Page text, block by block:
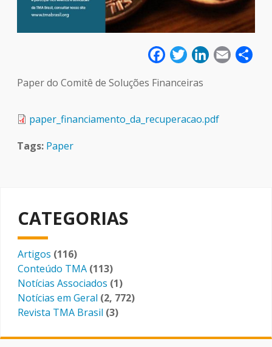
Facebook
TwitterLinkedIn
Email
Paper do Comitê de Soluções Financeiras
Arquivo
paper_financiamento_da_recuperacao.pdf
Tags Paper
CATEGORIAS
Artigos (116)
Conteúdo TMA (113)
Notícias Associados (1)
Notícias em Geral (2, 772)
Revista TMA Brasil (3)